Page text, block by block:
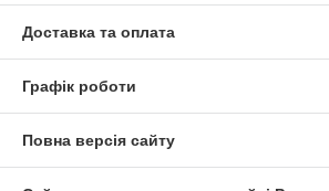
Доставка та оплата
Графік роботи
Повна версія сайту